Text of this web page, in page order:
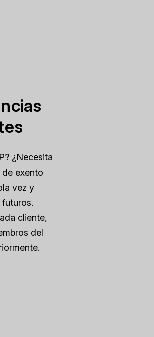
¿Necesita
exento
vez y
cliente,
del